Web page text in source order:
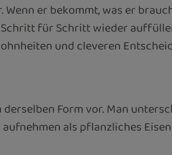
er bekommt, was er
für Schritt wieder
und cleveren
Form vor. Man
als pflanzliches